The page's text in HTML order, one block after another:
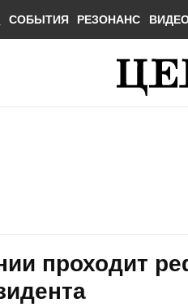
СОБЫТИЯ РЕЗОНАНС
проходит